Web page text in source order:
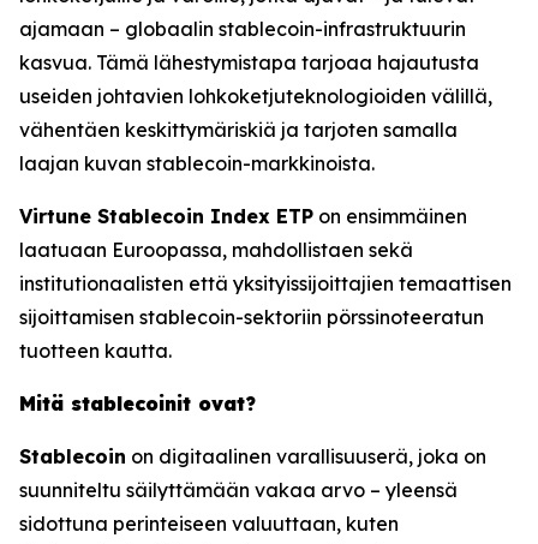
ajamaan – globaalin stablecoin-infrastruktuurin
kasvua. Tämä lähestymistapa tarjoaa hajautusta
useiden johtavien lohkoketjuteknologioiden välillä,
vähentäen keskittymäriskiä ja tarjoten samalla
laajan kuvan stablecoin-markkinoista.
Virtune Stablecoin Index ETP on ensimmäinen
laatuaan Euroopassa, mahdollistaen sekä
institutionaalisten että yksityissijoittajien temaattisen
sijoittamisen stablecoin-sektoriin pörssinoteeratun
tuotteen kautta.
Mitä stablecoinit ovat?
Stablecoin on digitaalinen varallisuuserä, joka on
suunniteltu säilyttämään vakaa arvo – yleensä
sidottuna perinteiseen valuuttaan, kuten